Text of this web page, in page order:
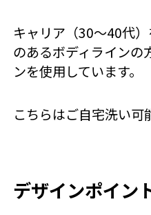
キャリア（30～40代
のあるボディラインの
ンを使用しています。
こちらはご自宅洗い可
デザインポイン